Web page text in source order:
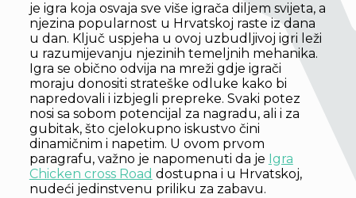
je igra koja osvaja sve više igrača diljem svijeta, a
njezina popularnost u Hrvatskoj raste iz dana
u dan. Ključ uspjeha u ovoj uzbudljivoj igri leži
u razumijevanju njezinih temeljnih mehanika.
Igra se obično odvija na mreži gdje igrači
moraju donositi strateške odluke kako bi
napredovali i izbjegli prepreke. Svaki potez
nosi sa sobom potencijal za nagradu, ali i za
gubitak, što cjelokupno iskustvo čini
dinamičnim i napetim. U ovom prvom
paragrafu, važno je napomenuti da je Igra
Chicken cross Road dostupna i u Hrvatskoj,
nudeći jedinstvenu priliku za zabavu.